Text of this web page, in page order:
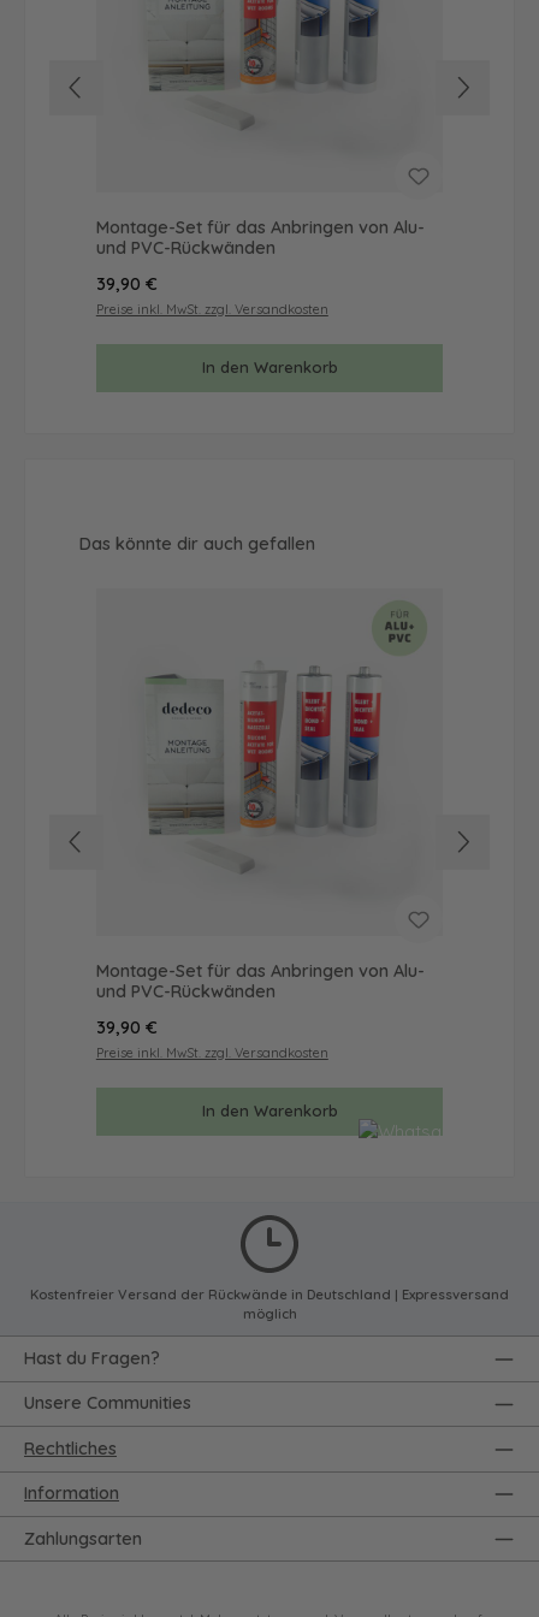
Montage-Set für das Anbringen von Alu-
und PVC-Rückwänden
Regulärer Preis:
39,90 €
Preise inkl. MwSt. zzgl. Versandkosten
In den Warenkorb
Produktgalerie überspringen
Das könnte dir auch gefallen
Montage-Set für das Anbringen von Alu-
und PVC-Rückwänden
Regulärer Preis:
39,90 €
Preise inkl. MwSt. zzgl. Versandkosten
In den Warenkorb
Kostenfreier Versand der Rückwände in Deutschland | Expressversand
möglich
Rechtliches
Information
Zahlungsarten
Hast du Fragen?
Unsere Communities